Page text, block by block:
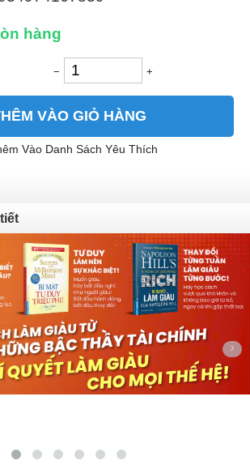
hàng
− +
VÀO GIỎ HÀNG
Vào Danh Sách Yêu Thích